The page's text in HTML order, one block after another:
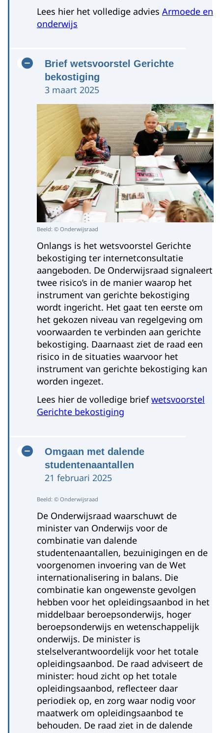
Lees hier het volledige advies Armoede en
onderwijs
Brief wetsvoorstel Gerichte
bekostiging
3 maart 2025
Beeld: © Onderwijsraad
Onlangs is het wetsvoorstel Gerichte
bekostiging ter internetconsultatie
aangeboden. De Onderwijsraad signaleert
twee risico’s in de manier waarop het
instrument van gerichte bekostiging
wordt ingericht. Het gaat ten eerste om
het gekozen niveau van regelgeving om
voorwaarden te verbinden aan gerichte
bekostiging. Daarnaast ziet de raad een
risico in de situaties waarvoor het
instrument van gerichte bekostiging kan
worden ingezet.
Lees hier de volledige briefwetsvoorstel
Gerichte bekostiging
Omgaan met dalende
studentenaantallen
21 februari 2025
Beeld: © Onderwijsraad
De Onderwijsraad waarschuwt de
minister van Onderwijs voor de
combinatie van dalende
studentenaantallen, bezuinigingen en de
voorgenomen invoering van de Wet
internationalisering in balans. Die
combinatie kan ongewenste gevolgen
hebben voor het opleidingsaanbod in het
middelbaar beroepsonderwijs, hoger
beroepsonderwijs en wetenschappelijk
onderwijs. De minister is
stelselverantwoordelijk voor het totale
opleidingsaanbod. De raad adviseert de
minister: houd zicht op het totale
opleidingsaanbod, reflecteer daar
periodiek op, en zorg waar nodig voor
maatwerk om opleidingsaanbod te
behouden. De raad ziet in de dalende